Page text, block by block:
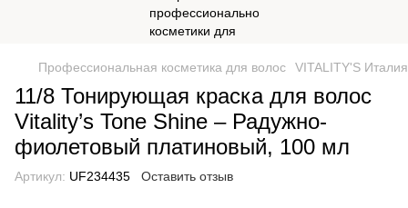
Профессиональная косметика для волос VITALITY'S Италия
11/8 Тонирующая краска для волос
Vitality’s Tone Shine – Радужно-
фиолетовый платиновый, 100 мл
Артикул: UF234435 Оставить отзыв